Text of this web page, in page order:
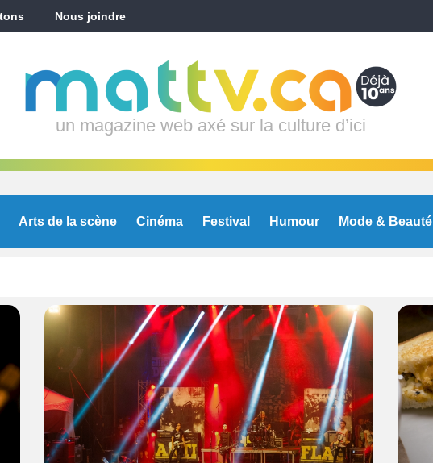
Nous joindre
un magazine web axé sur la culture d’ici
Arts de la scène Cinéma Festival Humour Mode & Beauté